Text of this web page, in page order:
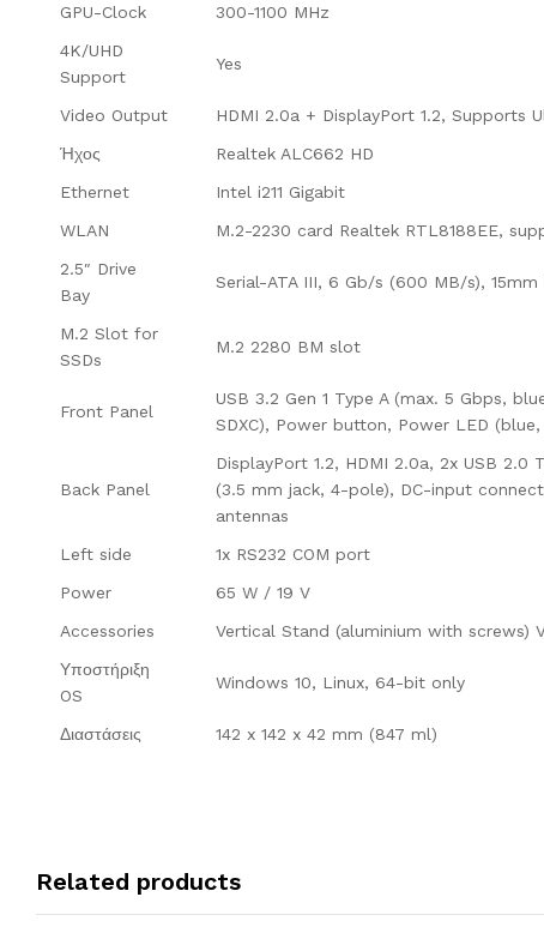
GPU-Clock
300-1100 MHz
4K/UHD
Support
Yes
Video Output
HDMI 2.0a + DisplayPort 1.2, Supports
Ήχος
Realtek ALC662 HD
Ethernet
Intel i211 Gigabit
WLAN
M.2-2230 card Realtek RTL8188EE,
2.5″ Drive
Bay
Serial-ATA III, 6 Gb/s (600 MB/s), 15mm
M.2 Slot for
SSDs
M.2 2280 BM slot
Front Panel
USB 3.2 Gen 1 Type A (max. 5 Gbps,
SDXC), Power button, Power LED
Back Panel
DisplayPort 1.2, HDMI 2.0a, 2x USB
(3.5 mm jack, 4-pole), DC-input
antennas
Left side
1x RS232 COM port
Power
65 W / 19 V
Accessories
Vertical Stand (aluminium with screws)
Υποστήριξη
OS
Windows 10, Linux, 64-bit only
Διαστάσεις 142 x 142 x 42 mm (847 ml)
Related products